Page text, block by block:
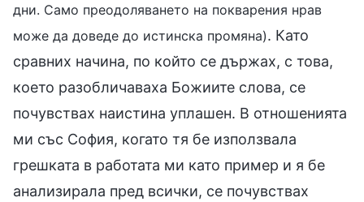
дни. Само преодоляването на покварения нрав
може да доведе до истинска промяна). Като
сравних начина, по който се държах, с това,
което разобличаваха Божиите слова, се
почувствах наистина уплашен. В отношенията
ми със София, когато тя бе използвала
грешката в работата ми като пример и я бе
анализирала пред всички, се почувствах